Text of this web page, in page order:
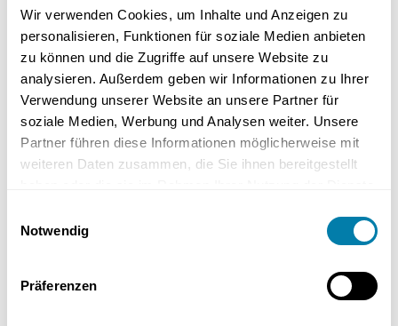
Wir verwenden Cookies, um Inhalte und Anzeigen zu
personalisieren, Funktionen für soziale Medien anbieten
zu können und die Zugriffe auf unsere Website zu
analysieren. Außerdem geben wir Informationen zu Ihrer
Verwendung unserer Website an unsere Partner für
soziale Medien, Werbung und Analysen weiter. Unsere
Partner führen diese Informationen möglicherweise mit
weiteren Daten zusammen, die Sie ihnen bereitgestellt
Notwendig
Präferenzen
Vorbeugende Maßnahmen gegen
undichte Siphons
Vorbeugung ist besser als Nachsorge. Um zukünftige Lecks zu
vermeiden, sollten Sie:
den Siphon ordnungsgemäß installieren und warten